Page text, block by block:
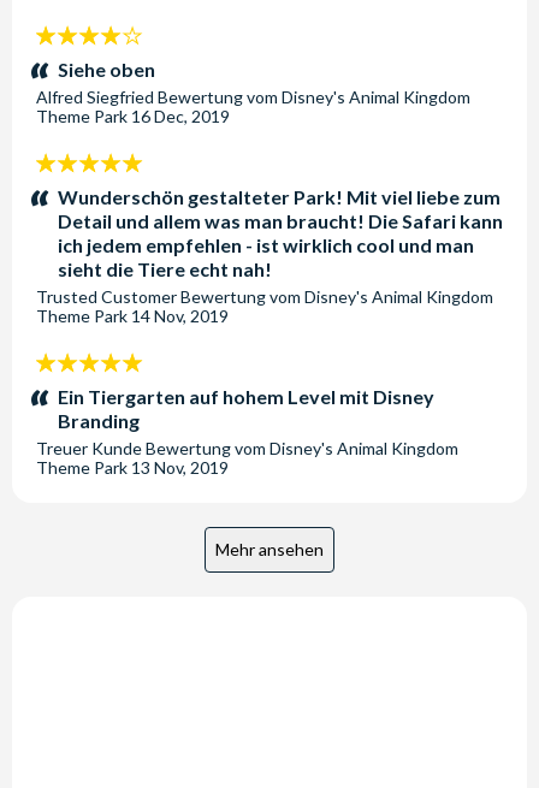
4
Sterne:
Siehe oben
Alfred Siegfried Bewertung vom Disney's Animal Kingdom
Theme Park 16 Dec, 2019
5
Sterne:Wunderschön gestalteter Park! Mit viel liebe zum
Detail und allem was man braucht! Die Safari kann
ich jedem empfehlen - ist wirklich cool und man
sieht die Tiere echt nah!
Trusted CustomerBewertung vom Disney's Animal Kingdom
Theme Park 14 Nov, 2019
5
Sterne:
Ein Tiergarten auf hohem Level mit Disney
Branding
Treuer KundeBewertung vom Disney's Animal Kingdom
Theme Park 13 Nov, 2019